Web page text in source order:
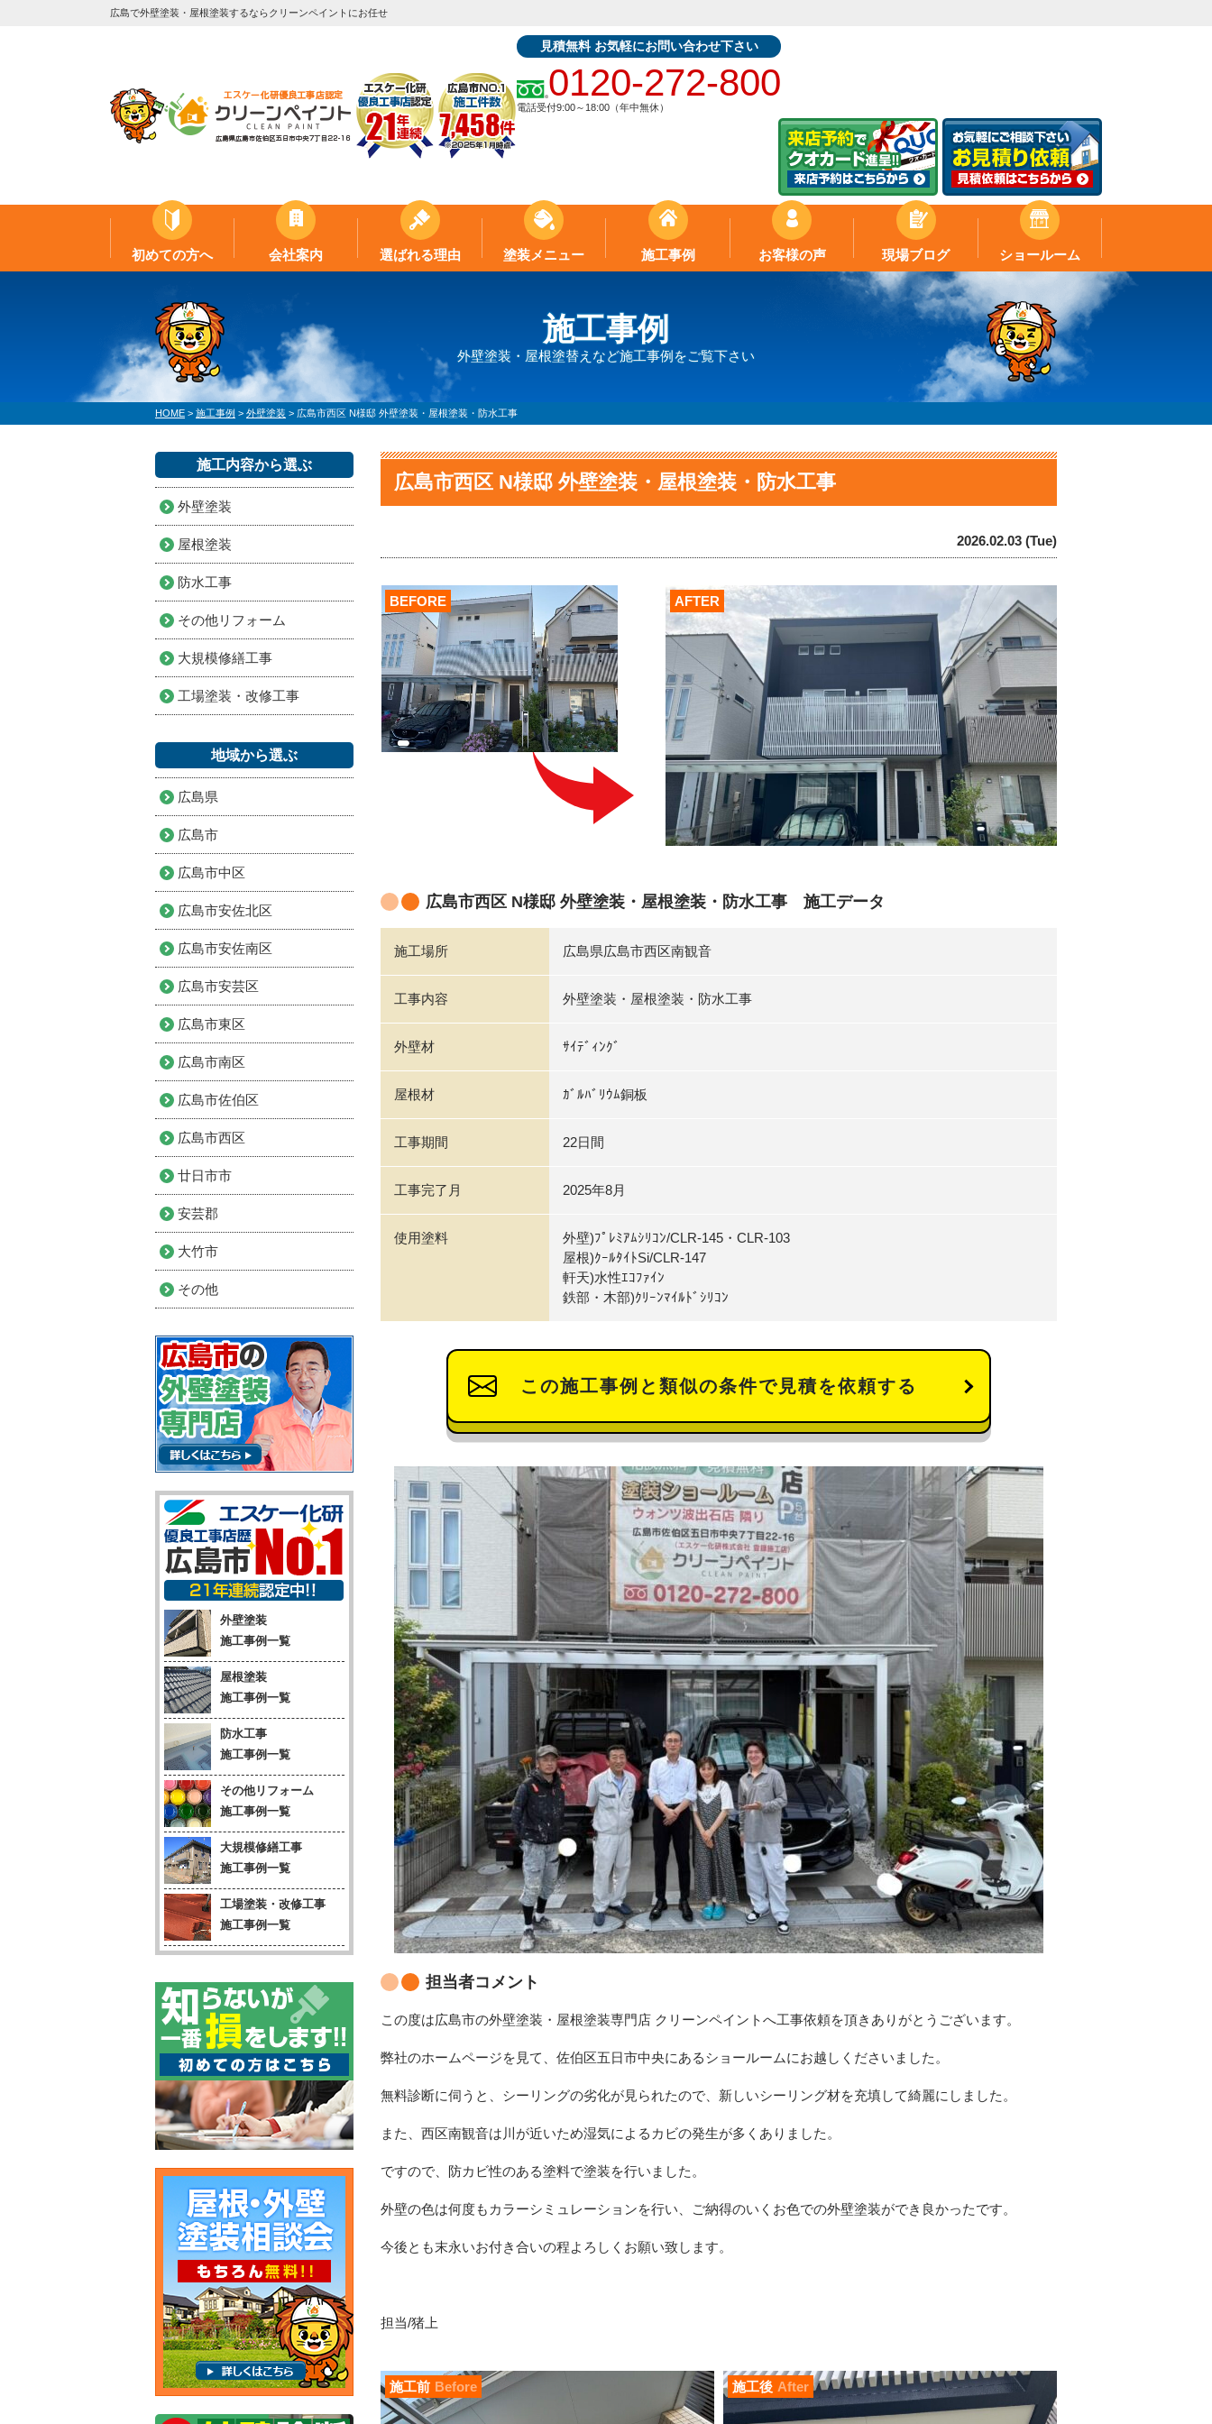
広島で外壁塗装・屋根塗装するならクリーンペイントにお任せ
見積無料 お気軽にお問い合わせ下さい
0120-272-800
電話受付9:00～18:00（年中無休）
初めての方へ 会社案内 選ばれる理由 塗装メニュー 施工事例 お客様の声 現場ブログ ショールーム
施工事例
外壁塗装・屋根塗替えなど施工事例をご覧下さい
HOME > 施工事例 > 外壁塗装 > 広島市西区 N様邸 外壁塗装・屋根塗装・防水工事
広島市西区 N様邸 外壁塗装・屋根塗装・防水工事
2026.02.03 (Tue)
AFTER
BEFORE
広島市西区 N様邸 外壁塗装・屋根塗装・防水工事 施工データ
施工場所 広島県広島市西区南観音
工事内容 外壁塗装・屋根塗装・防水工事
外壁材 ｻｲﾃﾞｨﾝｸﾞ
屋根材 ｶﾞﾙﾊﾞﾘｳﾑ銅板
工事期間 22日間
工事完了月 2025年8月
使用塗料
外壁)ﾌﾟﾚﾐｱﾑｼﾘｺﾝ/CLR-145・CLR-103
屋根)ｸｰﾙﾀｲﾄSi/CLR-147
軒天)水性ｴｺﾌｧｲﾝ
鉄部・木部)ｸﾘｰﾝﾏｲﾙﾄﾞｼﾘｺﾝ
この施工事例と類似の条件で見積を依頼する
担当者コメント
この度は広島市の外壁塗装・屋根塗装専門店 クリーンペイントへ工事依頼を頂きありがとうございます。
弊社のホームページを見て、佐伯区五日市中央にあるショールームにお越しくださいました。
無料診断に伺うと、シーリングの劣化が見られたので、新しいシーリング材を充填して綺麗にしました。
また、西区南観音は川が近いため湿気によるカビの発生が多くありました。
ですので、防カビ性のある塗料で塗装を行いました。
外壁の色は何度もカラーシミュレーションを行い、ご納得のいくお色での外壁塗装ができ良かったです。
今後とも末永いお付き合いの程よろしくお願い致します。
担当/猪上
施工前 Before 施工後 After
施工内容から選ぶ
外壁塗装
屋根塗装
防水工事
その他リフォーム
大規模修繕工事
工場塗装・改修工事
地域から選ぶ
広島県
広島市
広島市中区
広島市安佐北区
広島市安佐南区
広島市安芸区
広島市東区
広島市南区
広島市佐伯区
広島市西区
廿日市市
安芸郡
大竹市
その他
外壁塗装
施工事例一覧
屋根塗装
施工事例一覧
防水工事
施工事例一覧
その他リフォーム
施工事例一覧
大規模修繕工事
施工事例一覧
工場塗装・改修工事
施工事例一覧